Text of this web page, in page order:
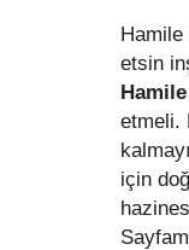
Hamile
etsin
Hamile
etmeli.
için